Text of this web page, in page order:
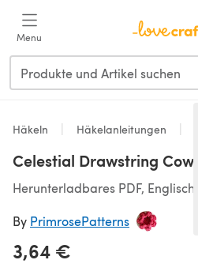
Menu
Häkeln Häkelanleitungen
Celestial Drawstring Cowl
Herunterladbares PDF, Englisch
By PrimrosePatterns
3,64 €